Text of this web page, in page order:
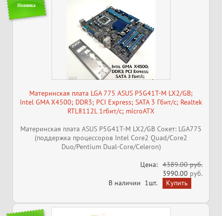
Новинка
Материнская плата LGA 775 ASUS P5G41T-M LX2/GB;
Intel GMA X4500; DDR3; PCI Express; SATA 3 Гбит/с; Realtek
RTL8112L 1гбит/с; microATX
Материнская плата ASUS P5G41T-M LX2/GB Сокет: LGA775
(поддержка процессоров Intel Core2 Quad/Core2
Duo/Pentium Dual-Core/Celeron)
Цена: 4389.00 руб.
3990.00 руб.
В наличии 1шт.